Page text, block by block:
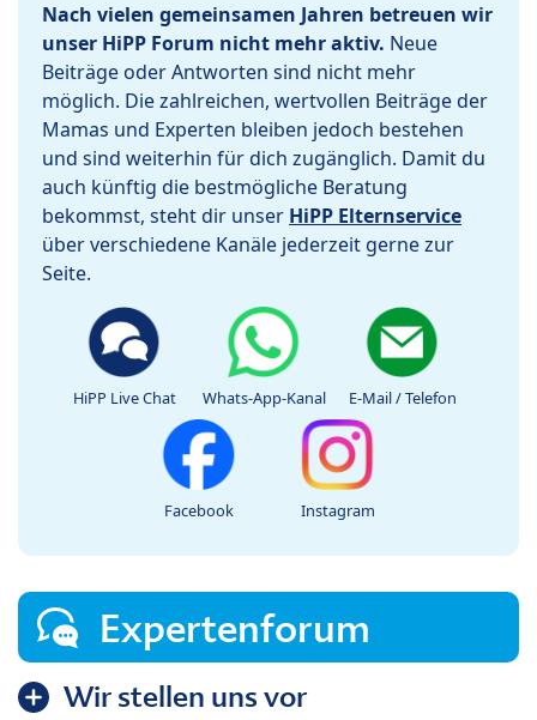
Nach vielen gemeinsamen Jahren betreuen wir
unser HiPP Forum nicht mehr aktiv. Neue
Beiträge oder Antworten sind nicht mehr
möglich. Die zahlreichen, wertvollen Beiträge der
Mamas und Experten bleiben jedoch bestehen
und sind weiterhin für dich zugänglich. Damit du
auch künftig die bestmögliche Beratung
bekommst, steht dir unser HiPP Elternservice
über verschiedene Kanäle jederzeit gerne zur
Seite.
HiPP Live Chat Whats-App-Kanal E-Mail / Telefon
Facebook Instagram
Expertenforum
Wir stellen uns vor